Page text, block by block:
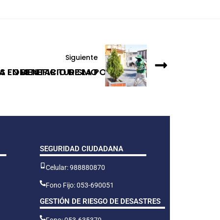
EN BENEFICIO DE LA POBLACIÓN
Siguiente
FOMENTAR TURISMO
SEGURIDAD CIUDADANA
Celular: 988880870
Fono Fijo: 053-690051
GESTIÓN DE RIESGO DE DESASTRES